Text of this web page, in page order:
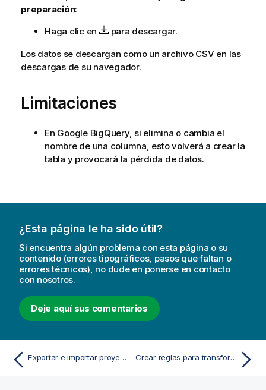
preparación:
Haga clic en
para descargar.
Los datos se descargan como un archivo CSV en las
descargas de su navegador.
Limitaciones
En Google BigQuery, si elimina o cambia el
nombre de una columna, esto volverá a crear la
tabla y provocará la pérdida de datos.
¿Esta página le ha sido útil?
Si encuentra algún problema con esta página o su
contenido (errores tipográficos, pasos que faltan o
errores técnicos), no dude en ponerse en contacto
con nosotros.
Deje aquí sus comentarios
Exportar e importar proyectos de replicación Crear reglas para transformar conjuntos de datos